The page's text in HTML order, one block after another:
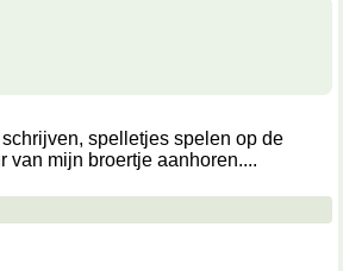
spelletjes spelen op de
van mijn broertje aanhoren....